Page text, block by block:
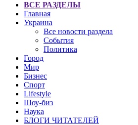
ВСЕ РАЗДЕЛЫ
Главная
Украина
Все новости раздела
События
Политика
Город
Мир
Бизнес
Спорт
Lifestyle
Шоу-биз
Наука
БЛОГИ ЧИТАТЕЛЕЙ